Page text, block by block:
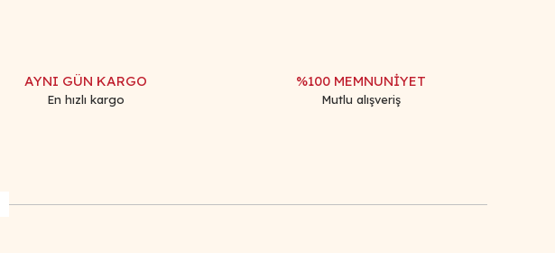
AYNI GÜN KARGO
En hızlı kargo
%100 MEMNUNİYET
Mutlu alışveriş